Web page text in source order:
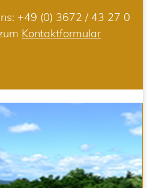
+49 (0) 3672 / 43 27 0
Kontaktformular